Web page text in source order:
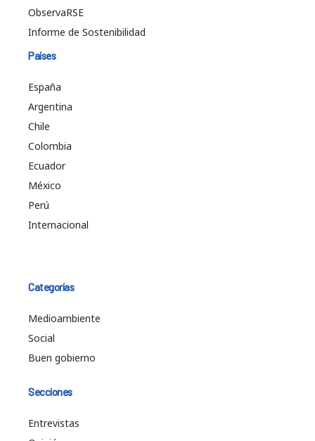
ObservaRSE
Informe de Sostenibilidad
Países
España
Argentina
Chile
Colombia
Ecuador
México
Perú
Internacional
Categorías
Medioambiente
Social
Buen gobierno
Secciones
Entrevistas